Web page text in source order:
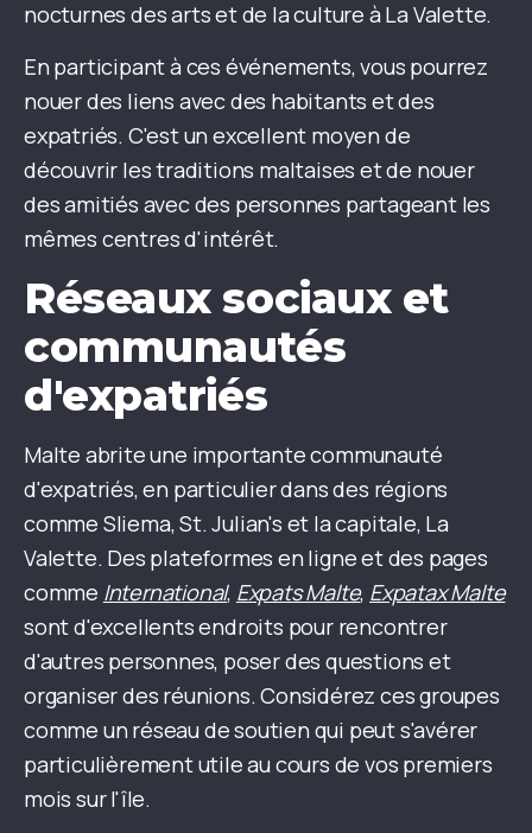
nocturnes des arts et de la culture à La Valette.
En participant à ces événements, vous pourrez
nouer des liens avec des habitants et des
expatriés. C'est un excellent moyen de
découvrir les traditions maltaises et de nouer
des amitiés avec des personnes partageant les
mêmes centres d'intérêt.
Réseaux sociaux et
communautés
d'expatriés
Malte abrite une importante communauté
d'expatriés, en particulier dans des régions
comme Sliema, St. Julian's et la capitale, La
Valette. Des plateformes en ligne et des pages
comme International, Expats Malte, Expatax Malte
sont d'excellents endroits pour rencontrer
d'autres personnes, poser des questions et
organiser des réunions. Considérez ces groupes
comme un réseau de soutien qui peut s'avérer
particulièrement utile au cours de vos premiers
mois sur l'île.